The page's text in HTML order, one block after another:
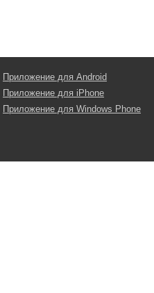
Приложение для Android
Приложение для iPhone
Приложение для Windows Phone